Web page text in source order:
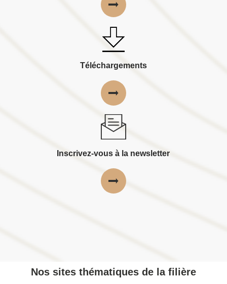
Téléchargements
Inscrivez-vous à la newsletter
Nos sites thématiques de la filière